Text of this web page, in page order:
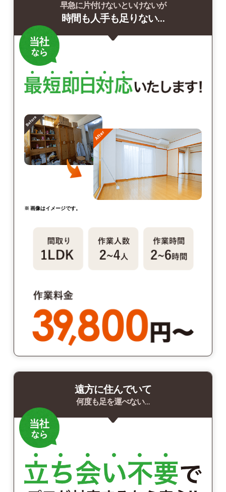
早急に片付けないといけないが
時間も人手も足りない…
※ 画像はイメージです。
遠方に住んでいて
何度も足を運べない…